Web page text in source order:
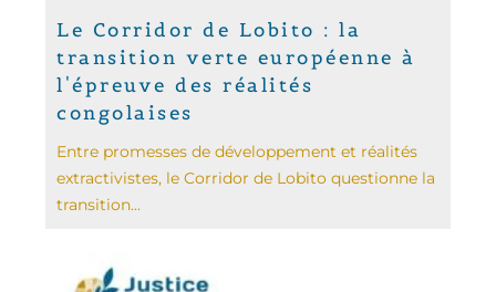
Le Corridor de Lobito : la
transition verte européenne à
l'épreuve des réalités
congolaises
Entre promesses de développement et réalités
extractivistes, le Corridor de Lobito questionne la
transition...